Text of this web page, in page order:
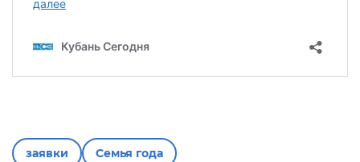
заявки Семья года